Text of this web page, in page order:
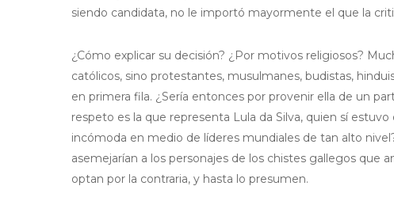
siendo candidata, no le importó mayormente el que la
¿Cómo explicar su decisión? ¿Por motivos religiosos?
católicos, sino protestantes, musulmanes, budistas,
en primera fila. ¿Sería entonces por provenir ella de un
respeto es la que representa Lula da Silva, quien sí
incómoda en medio de líderes mundiales de tan alto
asemejarían a los personajes de los chistes gallegos que
optan por la contraria, y hasta lo presumen.